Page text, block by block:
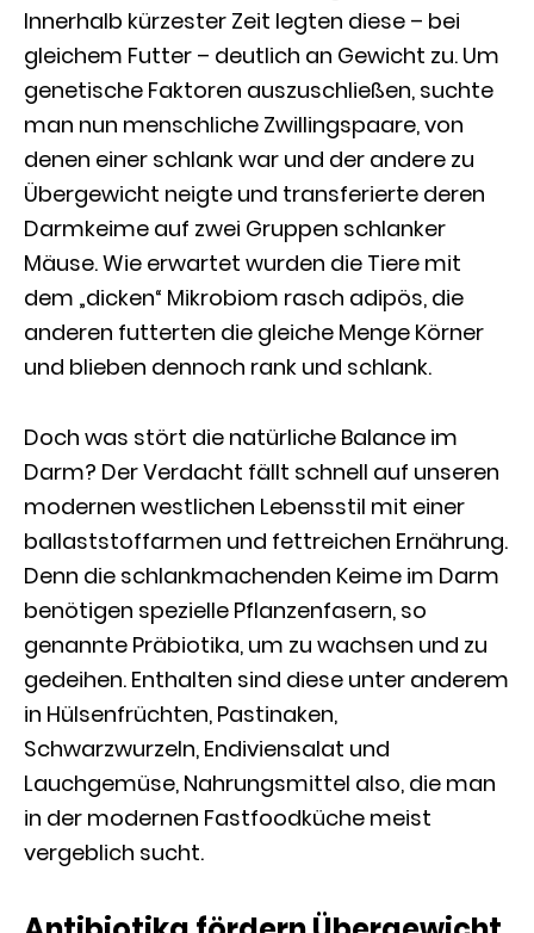
Innerhalb kürzester Zeit legten diese – bei
gleichem Futter – deutlich an Gewicht zu. Um
genetische Faktoren auszuschließen, suchte
man nun menschliche Zwillingspaare, von
denen einer schlank war und der andere zu
Übergewicht neigte und transferierte deren
Darmkeime auf zwei Gruppen schlanker
Mäuse. Wie erwartet wurden die Tiere mit
dem „dicken“ Mikrobiom rasch adipös, die
anderen futterten die gleiche Menge Körner
und blieben dennoch rank und schlank.
Doch was stört die natürliche Balance im
Darm? Der Verdacht fällt schnell auf unseren
modernen westlichen Lebensstil mit einer
ballaststoffarmen und fettreichen Ernährung.
Denn die schlankmachenden Keime im Darm
benötigen spezielle Pflanzenfasern, so
genannte Präbiotika, um zu wachsen und zu
gedeihen. Enthalten sind diese unter anderem
in Hülsenfrüchten, Pastinaken,
Schwarzwurzeln, Endiviensalat und
Lauchgemüse, Nahrungsmittel also, die man
in der modernen Fastfoodküche meist
vergeblich sucht.